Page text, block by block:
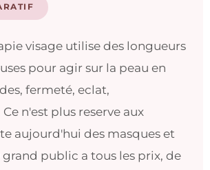
visage utilise des longueurs
pour agir sur la peau en
fermeté, eclat,
n'est plus reserve aux
aujourd'hui des masques et
grand public a tous les prix, de